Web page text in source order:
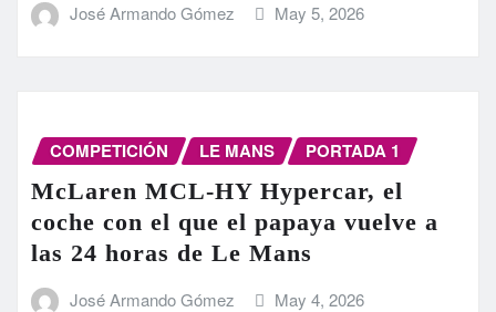
José Armando Gómez May 5, 2026
COMPETICIÓN LE MANS PORTADA 1
McLaren MCL-HY Hypercar, el
coche con el que el papaya vuelve a
las 24 horas de Le Mans
José Armando Gómez May 4, 2026